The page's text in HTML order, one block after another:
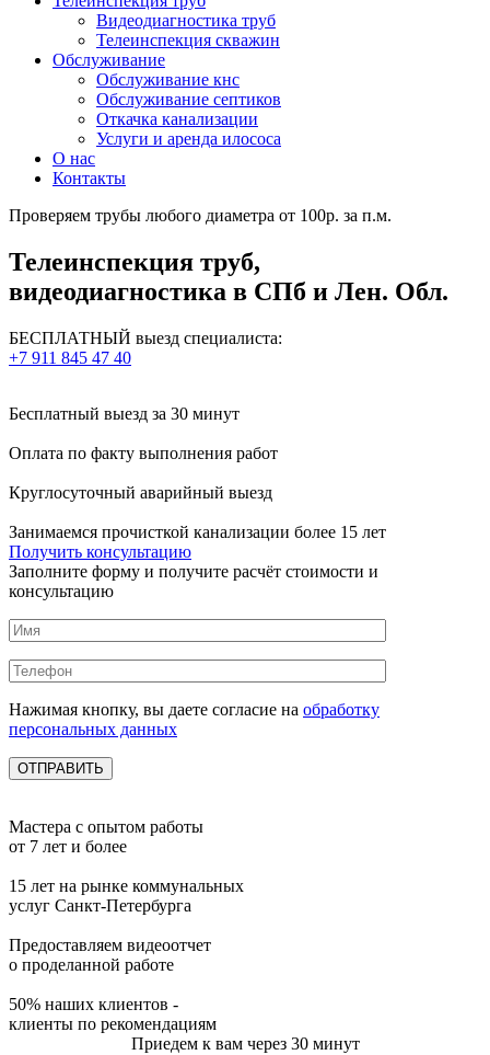
Видеодиагностика труб
Телеинспекция скважин
Обслуживание
Обслуживание кнс
Обслуживание септиков
Откачка канализации
Услуги и аренда илососа
О нас
Контакты
Проверяем трубы любого диаметра от 100р. за п.м.
Телеинспекция труб,
видеодиагностика в СПб и Лен. Обл.
БЕСПЛАТНЫЙ выезд специалиста:
+7 911 845 47 40
Бесплатный выезд за 30 минут
Оплата по факту выполнения работ
Круглосуточный аварийный выезд
Занимаемся прочисткой канализации более 15 лет
Получить консультацию
Заполните форму и получите расчёт стоимости и
консультацию
Нажимая кнопку, вы даете согласие на обработку
персональных данных
Мастера с опытом работы
от 7 лет и более
15 лет на рынке коммунальных
услуг Санкт-Петербурга
Предоставляем видеоотчет
о проделанной работе
50% наших клиентов -
клиенты по рекомендациям
Приедем к вам через 30 минут